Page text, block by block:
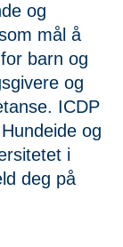
og
mål å
barn og
og
ICDP
og
i
deg på